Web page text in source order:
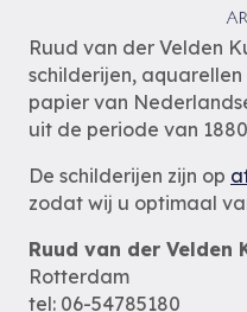
Ruud van der Velden
schilderijen,
papier van
uit de periode van
De schilderijen zijn op
zodat wij u optimaal
Ruud van der Velden
Rotterdam
tel: 06-54785180